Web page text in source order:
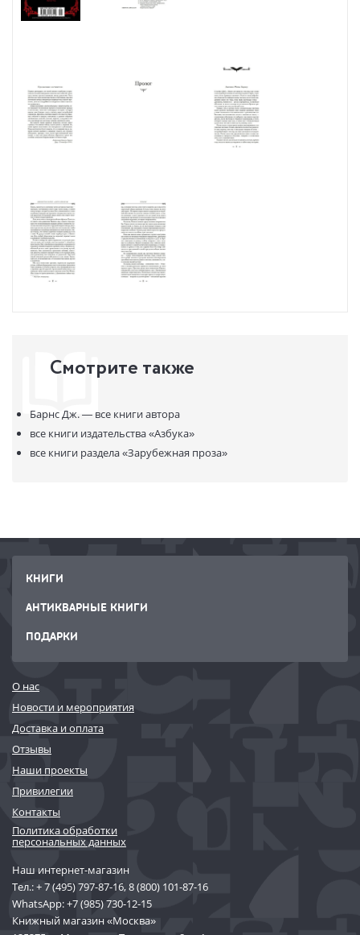
Смотрите также
Барнс Дж. — все книги автора
все книги издательства«Азбука»
все книги раздела«Зарубежная проза»
КНИГИ
АНТИКВАРНЫЕ КНИГИ
ПОДАРКИ
О нас
Новости и мероприятия
Доставка и оплата
Отзывы
Наши проекты
Привилегии
Контакты
Политика обработки
персональных данных
Наш интернет-магазин
Тел.:+ 7 (495) 797-87-16,8 (800) 101-87-16
WhatsApp:+7 (985) 730-12-15
Книжный магазин «Москва»